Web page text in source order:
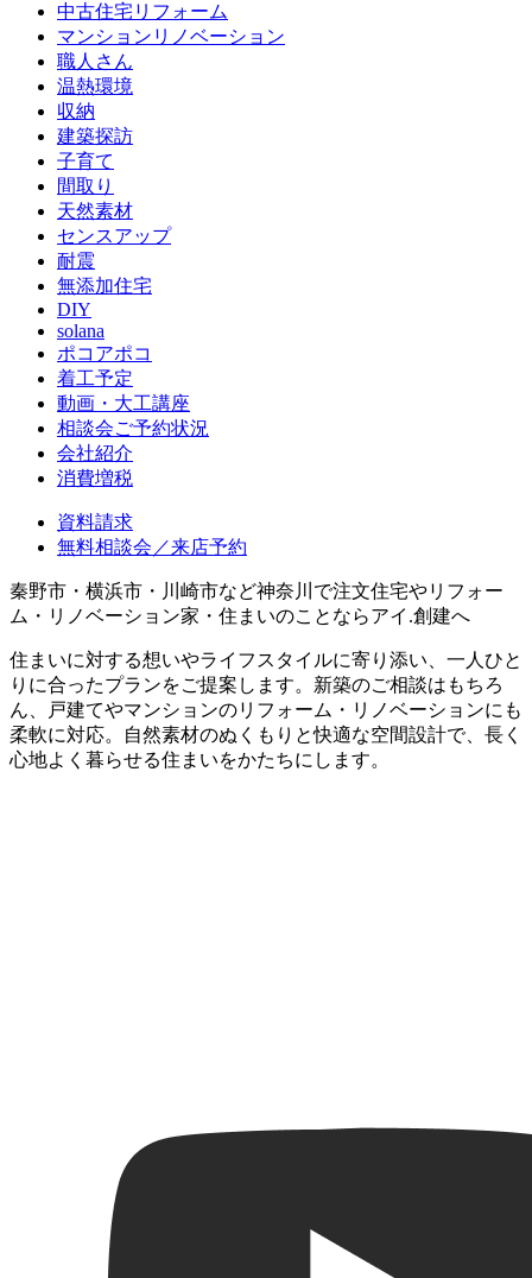
中古住宅リフォーム
マンションリノベーション
職人さん
温熱環境
収納
建築探訪
子育て
間取り
天然素材
センスアップ
耐震
無添加住宅
DIY
solana
ポコアポコ
着工予定
動画・大工講座
相談会ご予約状況
会社紹介
消費増税
資料請求
無料相談会／来店予約
秦野市・横浜市・川崎市など神奈川で注文住宅やリフォー
ム・リノベーション家・住まいのことならアイ.創建へ
住まいに対する想いやライフスタイルに寄り添い、一人ひと
りに合ったプランをご提案します。新築のご相談はもちろ
ん、戸建てやマンションのリフォーム・リノベーションにも
柔軟に対応。自然素材のぬくもりと快適な空間設計で、長く
心地よく暮らせる住まいをかたちにします。